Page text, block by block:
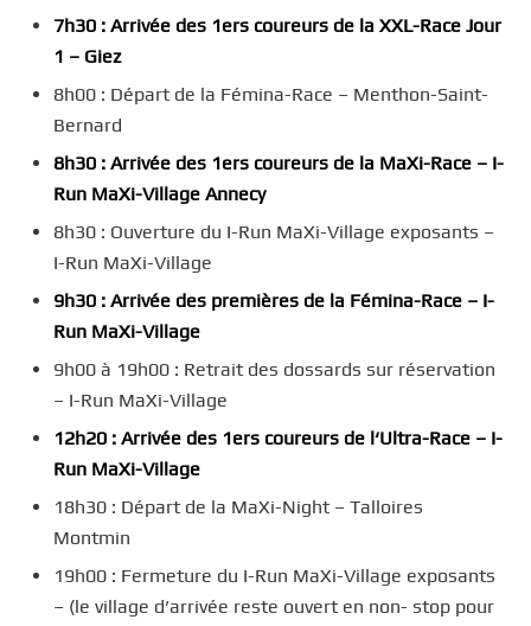
7h30 : Arrivée des 1ers coureurs de la XXL-Race Jour
1 – Giez
8h00 : Départ de la Fémina-Race – Menthon-Saint-
Bernard
8h30 : Arrivée des 1ers coureurs de la MaXi-Race – I-
Run MaXi-Village Annecy
8h30 : Ouverture du I-Run MaXi-Village exposants –
I-Run MaXi-Village
9h30 : Arrivée des premières de la Fémina-Race – I-
Run MaXi-Village
9h00 à 19h00 : Retrait des dossards sur réservation
– I-Run MaXi-Village
12h20 : Arrivée des 1ers coureurs de l‘Ultra-Race – I-
Run MaXi-Village
18h30 : Départ de la MaXi-Night – Talloires
Montmin
19h00 : Fermeture du I-Run MaXi-Village exposants
– (le village d’arrivée reste ouvert en non- stop pour